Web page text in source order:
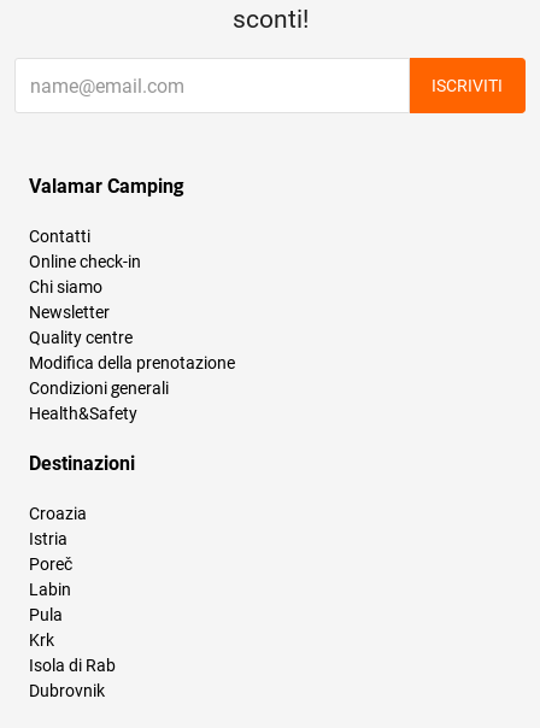
sconti!
ISCRIVITI
Valamar Camping
Contatti
Online check-in
Chi siamo
Newsletter
Quality centre
Modifica della prenotazione
Condizioni generali
Health&Safety
Destinazioni
Croazia
Istria
Poreč
Labin
Pula
Krk
Isola di Rab
Dubrovnik